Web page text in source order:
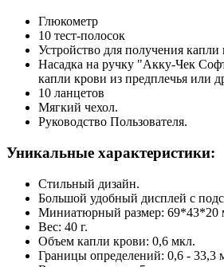
Глюкометр
10 тест-полосок
Устройство для получения капли
Насадка на ручку "Акку-Чек
капли крови из предплечья или
10 ланцетов
Мягкий чехол.
Руководство Пользователя.
Уникальные характеристики:
Стильный дизайн.
Большой удобный дисплей с
Миниатюрный размер: 69*43*20
Вес: 40 г.
Объем капли крови: 0,6 мкл.
Границы определений: 0,6 - 33,3